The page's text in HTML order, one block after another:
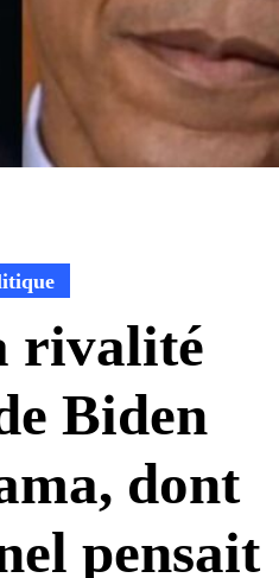
rivalité
Biden
dont
pensait